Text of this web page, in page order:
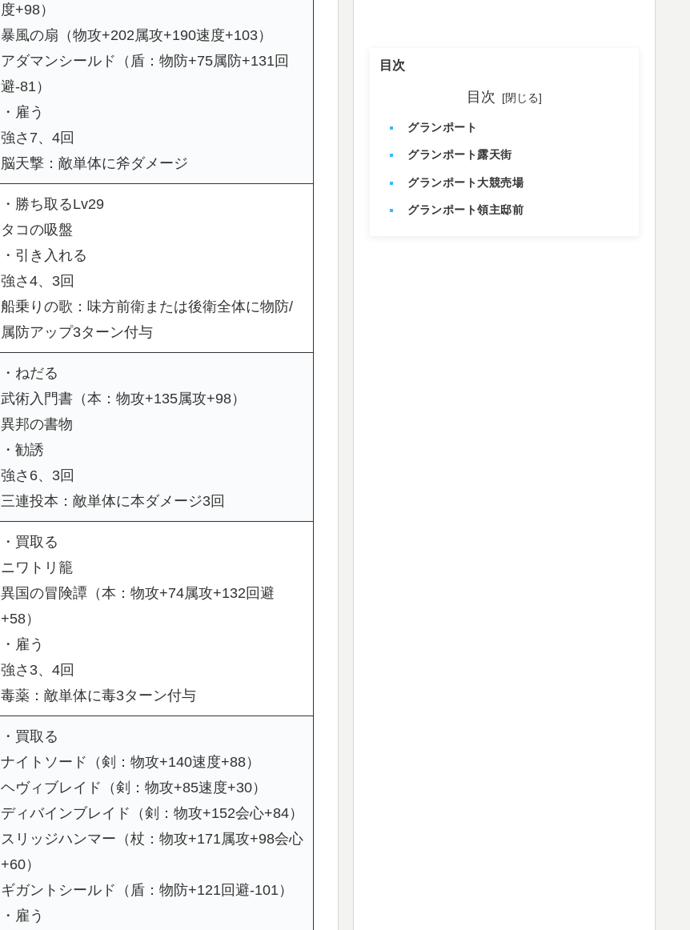
度+98）
暴風の扇（物攻+202属攻+190速度+103）
アダマンシールド（盾：物防+75属防+131回
避-81）
・雇う
強さ7、4回
脳天撃：敵単体に斧ダメージ
・勝ち取るLv29
タコの吸盤
・引き入れる
強さ4、3回
船乗りの歌：味方前衛または後衛全体に物防/
属防アップ3ターン付与
・ねだる
武術入門書（本：物攻+135属攻+98）
異邦の書物
・勧誘
強さ6、3回
三連投本：敵単体に本ダメージ3回
・買取る
ニワトリ籠
異国の冒険譚（本：物攻+74属攻+132回避
+58）
・雇う
強さ3、4回
毒薬：敵単体に毒3ターン付与
・買取る
ナイトソード（剣：物攻+140速度+88）
ヘヴィブレイド（剣：物攻+85速度+30）
ディバインブレイド（剣：物攻+152会心+84）
スリッジハンマー（杖：物攻+171属攻+98会心
+60）
ギガントシールド（盾：物防+121回避-101）
・雇う
目次
目次
グランポート
グランポート露天街
グランポート大競売場
グランポート領主邸前